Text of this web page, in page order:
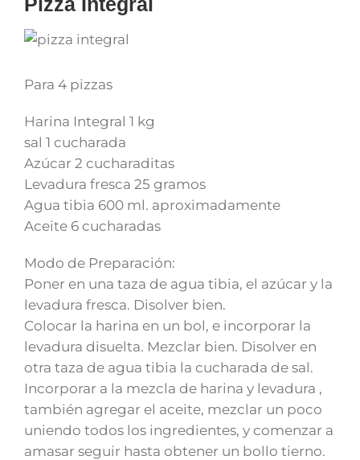
Para 4 pizzas
Harina Integral 1 kg
sal 1 cucharada
Azúcar 2 cucharaditas
Levadura fresca 25 gramos
Agua tibia 600 ml. aproximadamente
Aceite 6 cucharadas
Modo de Preparación:
Poner en una taza de agua tibia, el azúcar y la
levadura fresca. Disolver bien.
Colocar la harina en un bol, e incorporar la
levadura disuelta. Mezclar bien. Disolver en
otra taza de agua tibia la cucharada de sal.
Incorporar a la mezcla de harina y levadura ,
también agregar el aceite, mezclar un poco
uniendo todos los ingredientes, y comenzar a
amasar seguir hasta obtener un bollo tierno.